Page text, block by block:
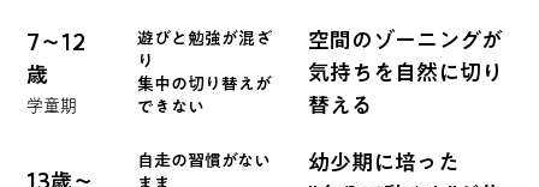
幼少期に培った
自走の習慣がない
まま
13歳〜
空間のゾーニングが
気持ちを自然に切り
替える
遊びと勉強が混ざ
り
集中の切り替えが
できない
7〜12
歳
学童期